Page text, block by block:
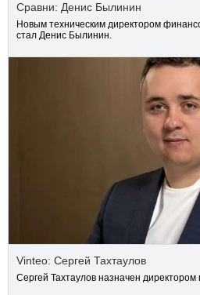
Сравни: Денис Былинин
Новым техническим директором
стал Денис Былинин.
Vinteo: Сергей Тахтаулов
Сергей Тахтаулов назначен